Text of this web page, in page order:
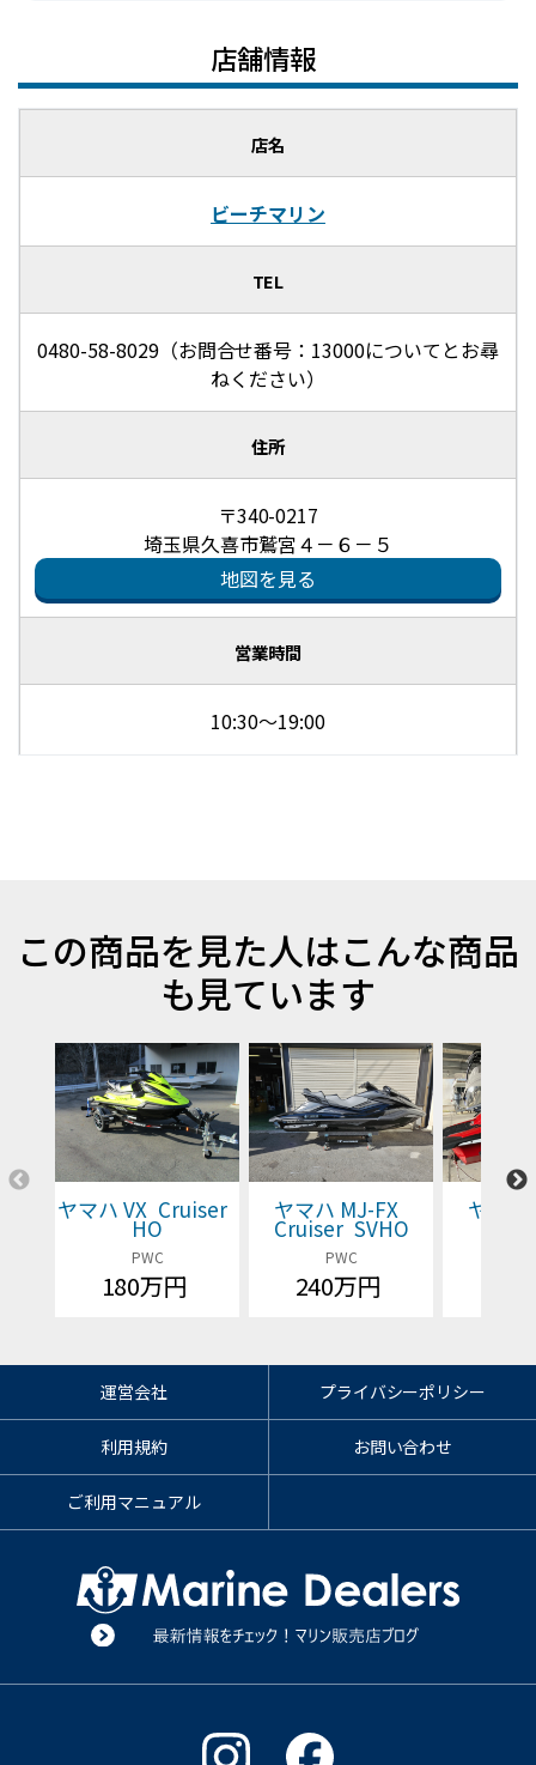
店舗情報
店名
ビーチマリン
TEL
0480-58-8029（お問合せ番号：13000についてとお尋
ねください）
住所
〒340-0217
埼玉県久喜市鷲宮４－６－５
地図を見る
営業時間
10:30～19:00
この商品を見た人はこんな商品
も見ています
ヤマハ VX Cruiser
HO
PWC
180万円
ヤマハ MJ-FX
Cruiser SVHO
PWC
240万円
ヤマ
運営会社 プライバシーポリシー
利用規約 お問い合わせ
ご利用マニュアル